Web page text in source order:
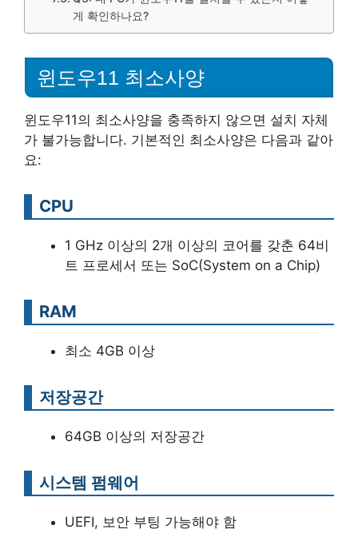
게 확인하나요?
윈도우11 최소사양
윈도우11의 최소사양을 충족하지 않으면 설치 자체
가 불가능합니다. 기본적인 최소사양은 다음과 같아
요:
CPU
1 GHz 이상의 2개 이상의 코어를 갖춘 64비
트 프로세서 또는 SoC(System on a Chip)
RAM
최소 4GB 이상
저장공간
64GB 이상의 저장공간
시스템 펌웨어
UEFI, 보안 부팅 가능해야 함